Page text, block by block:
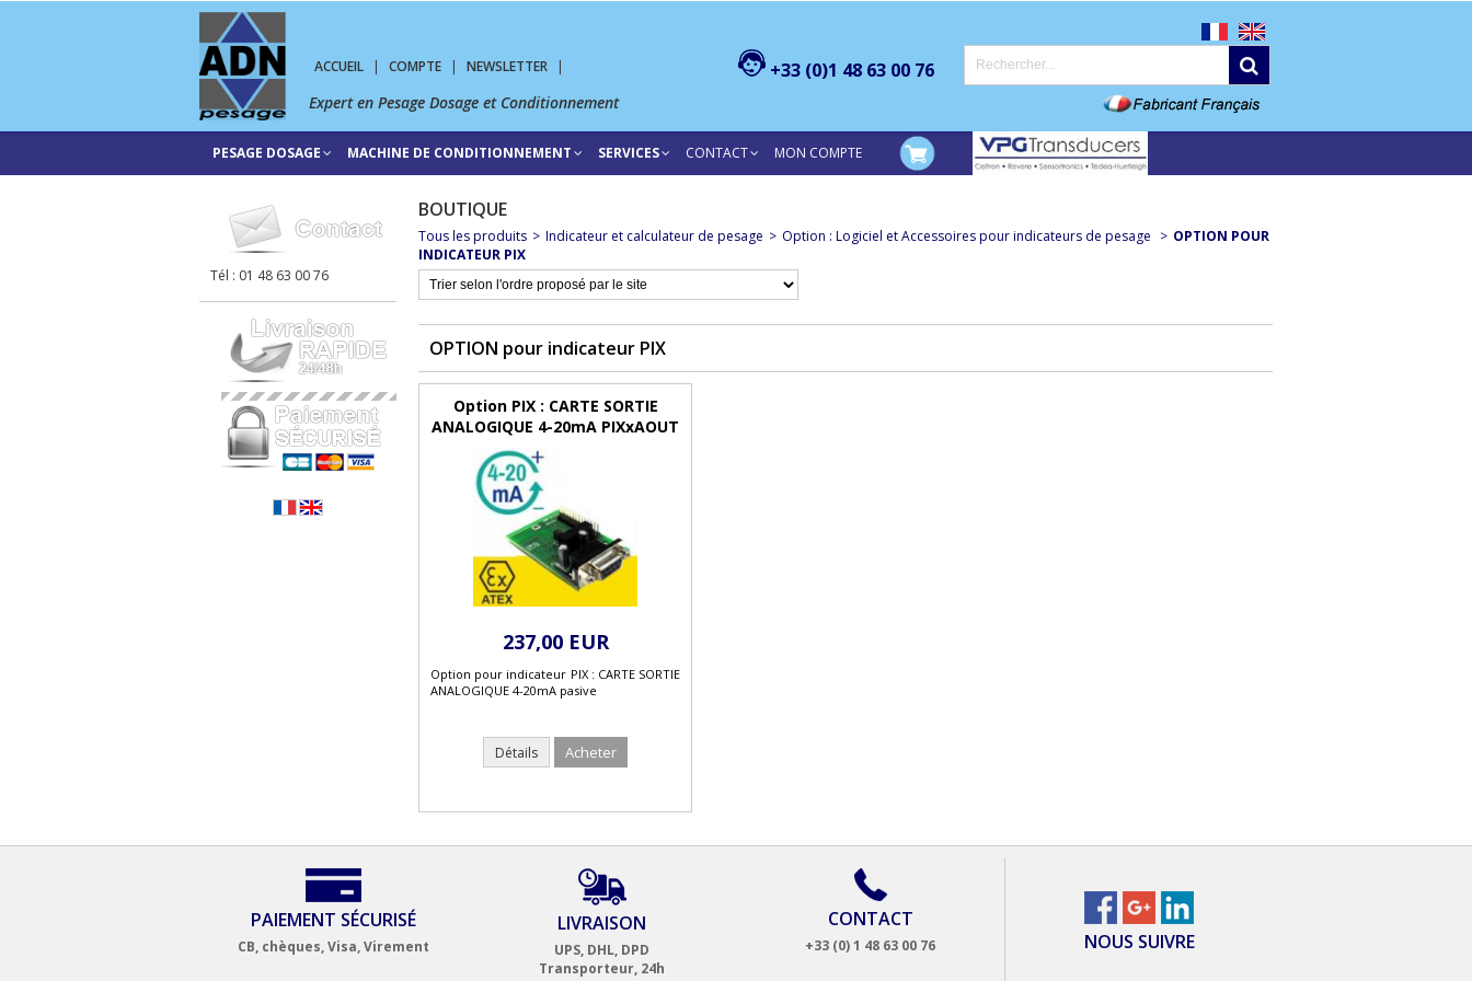
ACCUEIL | COMPTE | NEWSLETTER |
Expert en Pesage Dosage et Conditionnement
+33 (0)1 48 63 00 76
PESAGE DOSAGE MACHINE DE CONDITIONNEMENT SERVICES CONTACT MON COMPTE
Tél : 01 48 63 00 76
BOUTIQUE
Tous les produits > Indicateur et calculateur de pesage > Option : Logiciel et Accessoires pour indicateurs de pesage > OPTION POUR
INDICATEUR PIX
OPTION pour indicateur PIX
Option PIX : CARTE SORTIE
ANALOGIQUE 4-20mA PIXxAOUT
237,00 EUR
Option pour indicateur PIX : CARTE SORTIE
ANALOGIQUE 4-20mA pasive
Détails Acheter
PAIEMENT SÉCURISÉ
CB, chèques, Visa, Virement
LIVRAISON
UPS, DHL, DPD
Transporteur, 24h
CONTACT
+33 (0) 1 48 63 00 76 NOUS SUIVRE